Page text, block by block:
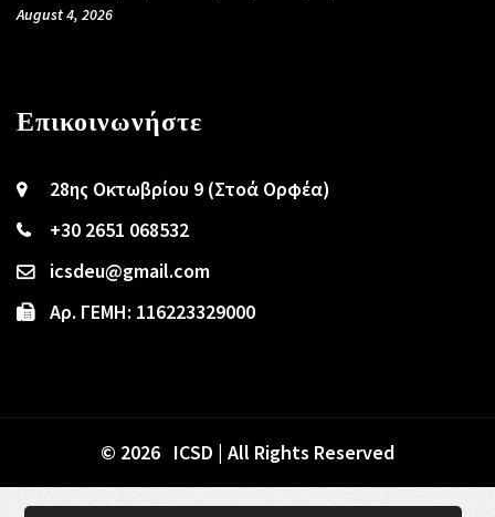
August 4, 2026
Επικοινωνήστε
28ης Οκτωβρίου 9 (Στοά Ορφέα)
+30 2651 068532
icsdeu@gmail.com
Αρ. ΓΕΜΗ: 116223329000
© 2026 ICSD | All Rights Reserved